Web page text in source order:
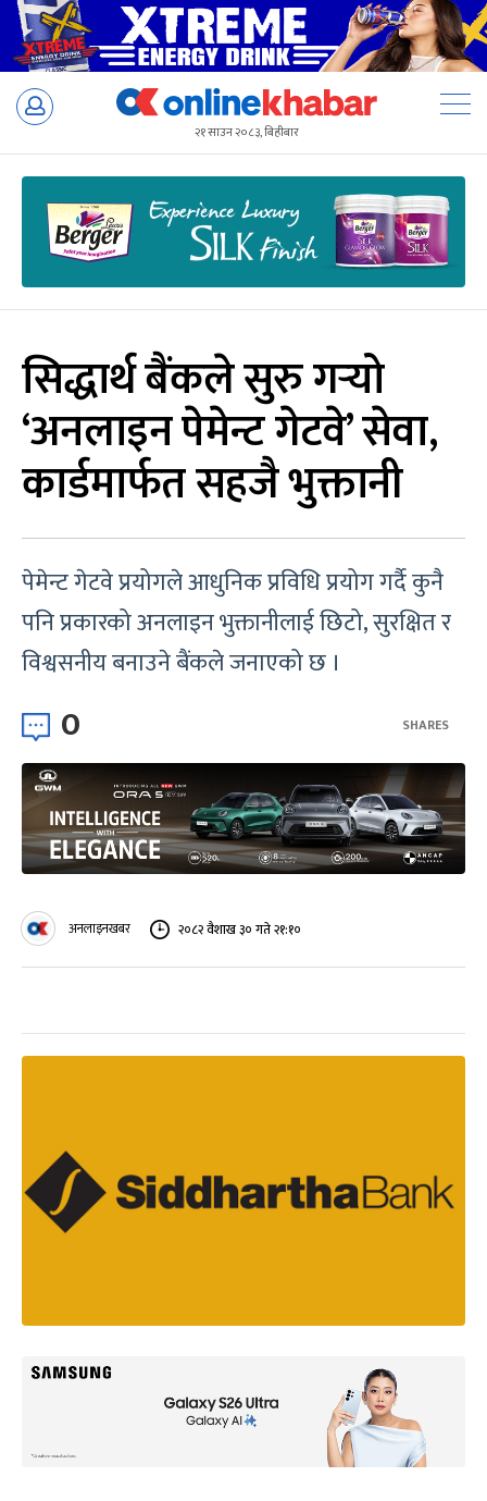
Skip
२१ साउन २०८३, बिहीबार
सिद्धार्थ बैंकले सुरु गर्‍यो
‘अनलाइन पेमेन्ट गेटवे’ सेवा,
कार्डमार्फत सहजै भुक्तानी
पेमेन्ट गेटवे प्रयोगले आधुनिक प्रविधि प्रयोग गर्दै कुनै
पनि प्रकारको अनलाइन भुक्तानीलाई छिटो, सुरक्षित र
विश्वसनीय बनाउने बैंकले जनाएको छ ।
0 SHARES
अनलाइनखबर २०८२ वैशाख ३० गते २१:१०